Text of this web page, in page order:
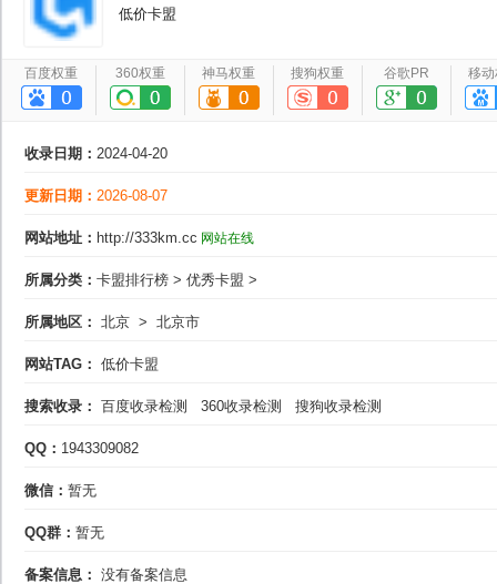
低价卡盟
百度权重 360权重 神马权重 搜狗权重 谷歌PR 移
收录日期： 2024-04-20
更新日期： 2026-08-07
网站地址： http://333km.cc 网站在线
所属分类： 卡盟排行榜 > 优秀卡盟 >
所属地区： 北京 > 北京市
网站TAG： 低价卡盟
搜索收录： 百度收录检测 360收录检测 搜狗收录检测
QQ： 1943309082
微信： 暂无
QQ群： 暂无
备案信息： 没有备案信息